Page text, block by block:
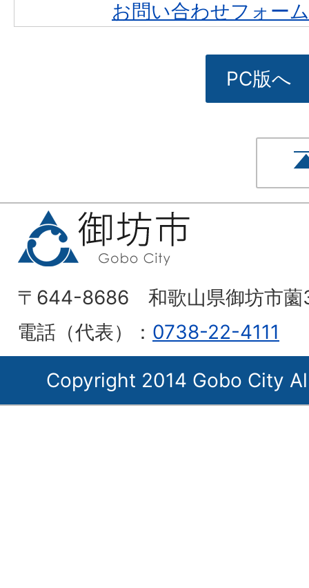
お問い合わせフォーム
PC版へ
〒644-8686 和歌山県御坊市薗
電話（代表）： 0738-22-4111
Copyright 2014 Gobo City